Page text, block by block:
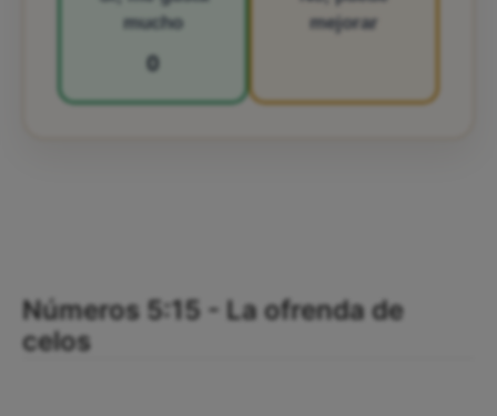
mucho
0
mejorar
Números 5:15 - La ofrenda de
celos